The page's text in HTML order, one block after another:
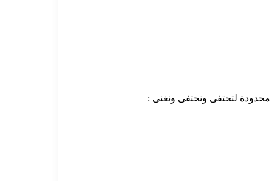
محدودة لتحتفى ونحتفى ونغنى :